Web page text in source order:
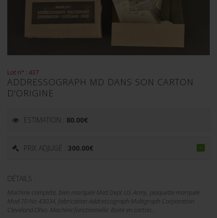
Lot n° : 437
ADDRESSOGRAPH MD DANS SON CARTON
D'ORIGINE
ESTIMATION : 80.00€
PRIX ADJUGÉ : 300.00€
DÉTAILS :
Machine complète, bien marquée Med Dept US Army, plaquette marquée
Mod 70 No 43034, fabrication Addressograph Multigraph Corporation
Cleveland Ohio. Machine fonctionnelle. Boite en carton...